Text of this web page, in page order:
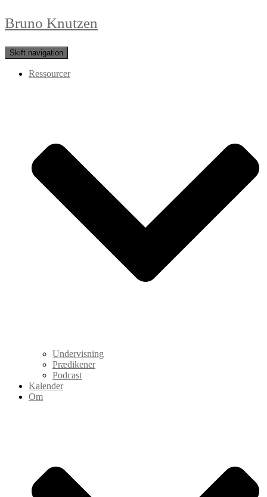
Bruno Knutzen
Skift navigation
Ressourcer
Undervisning
Prædikener
Podcast
Kalender
Om